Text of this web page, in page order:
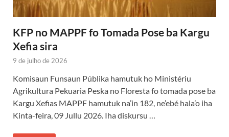
KFP no MAPPF fo Tomada Pose ba Kargu
Xefia sira
9 de julho de 2026
Komisaun Funsaun Públika hamutuk ho Ministériu
Agrikultura Pekuaria Peska no Floresta fo tomada pose ba
Kargu Xefias MAPPF hamutuk na’in 182, ne’ebé hala’o iha
Kinta-feira, 09 Jullu 2026. Iha diskursu …